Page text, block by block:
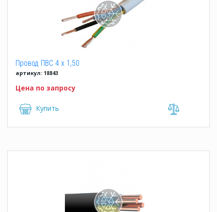
Провод ПВС 4 x 1,50
артикул: 18843
Цена по запросу
Купить